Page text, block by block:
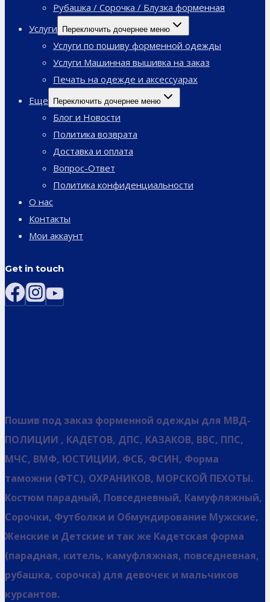
Рубашка / Сорочка / Блузка форменная
Услуги
Переключить дочернее меню
Услуги по пошиву форменной одежды
Услуги Машинная вышивка на заказ
Печать на одежде и аксессуарах
Еще
Переключить дочернее меню
Блог и Новости
Политика возврата
Доставка и оплата
Вопрос-Ответ
Политика конфиденциальности
О нас
Контакты
Мои аккаунт
Get in touch
Пошив под заказ форменной одежды для МВД-
ПОЛИЦИИ , КАДЕТОВ, ДПС, КАЗАКОВ, ВВС, ППС,
МЧС, ВМФ, ЮСТИЦИИ, ФСБ, ФСИН, Форма
таможни (ФТС), ОХРАНИКОВ, МОРСКОЙ ПЕХОТЫ.
Костюм парадный, Повседневный, Камуфляжный,
Сорочки, Футболки и Обмундирование Мужские,
Женские и Детские и так же Кадетская форма
(парадная, китель, камуфляжная, повседневная,
рубашка, сорочка) для девочек и мальчиков
курсантов.